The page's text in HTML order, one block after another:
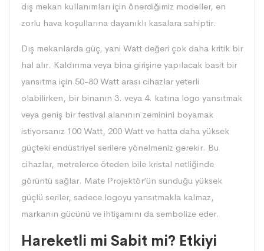
dış mekan kullanımları için önerdiğimiz modeller, en
zorlu hava koşullarına dayanıklı kasalara sahiptir.
Dış mekanlarda güç, yani Watt değeri çok daha kritik bir
hal alır. Kaldırıma veya bina girişine yapılacak basit bir
yansıtma için 50-80 Watt arası cihazlar yeterli
olabilirken, bir binanın 3. veya 4. katına logo yansıtmak
veya geniş bir festival alanının zeminini boyamak
istiyorsanız 100 Watt, 200 Watt ve hatta daha yüksek
güçteki endüstriyel serilere yönelmeniz gerekir. Bu
cihazlar, metrelerce öteden bile kristal netliğinde
görüntü sağlar. Mate Projektör’ün sunduğu yüksek
güçlü seriler, sadece logoyu yansıtmakla kalmaz,
markanın gücünü ve ihtişamını da sembolize eder.
Hareketli mi Sabit mi? Etkiyi